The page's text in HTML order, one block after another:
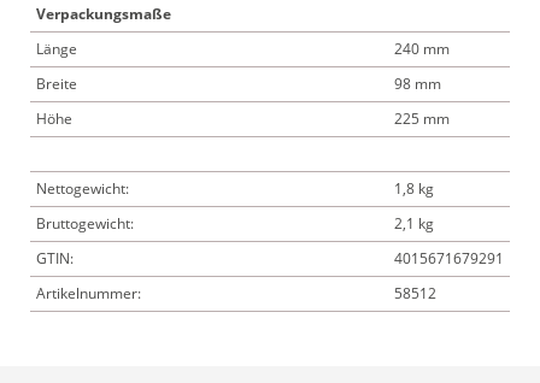
Verpackungsmaße
Länge
240 mm
Breite
98 mm
Höhe
225 mm
Nettogewicht:
1,8 kg
Bruttogewicht:
2,1 kg
GTIN:
4015671679291
Artikelnummer:
58512